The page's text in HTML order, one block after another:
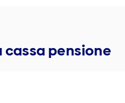
pensione